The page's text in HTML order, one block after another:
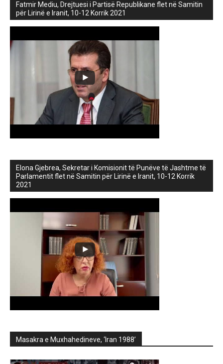
Fatmir Mediu, Drejtuesi i Partisë Republikane flet në Samitin
për Lirinë e Iranit, 10-12 Korrik 2021
Elona Gjebrea, Sekretar i Komisionit të Punëve të Jashtme të
Parlamentit flet në Samitin për Lirinë e Iranit, 10-12 Korrik
2021
Masakra e Muxhahedineve, ‘Iran 1988’